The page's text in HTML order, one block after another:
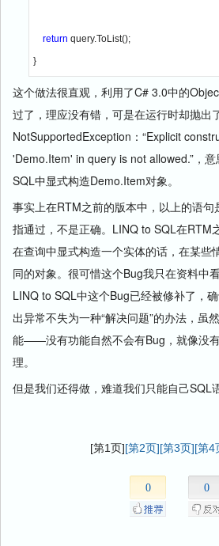
return query.ToList();
}
这个做法很直观，利用了C# 3.0中的
过了，理应没有错，可是在运行时却抛出
NotSupportedException：“Explicit
'Demo.Item' in query is not allowed.”，
SQL中显式构造Demo.Item对象。
事实上在RTM之前的版本中，以上的语
指通过，不是正确。LINQ to SQL在RTM
在查询中显式构造一个实体的话，在某些
同的对象。很可惜这个Bug我只在资料中
LINQ to SQL中这个Bug已经被修补了，
出异常不失为一种“解决问题”的办法，虽
能——没有功能自然不会有Bug，就像没
理。
但是我们还得做，难道我们只能自己SQL
[第1页][第2页][第3页][第4
0 0